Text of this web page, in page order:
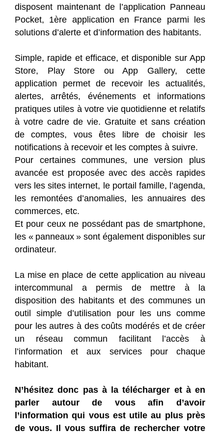
disposent maintenant de l’application Panneau
Pocket, 1ère application en France parmi les
solutions d’alerte et d’information des habitants.
Simple, rapide et efficace, et disponible sur App
Store, Play Store ou App Gallery, cette
application permet de recevoir les actualités,
alertes, arrêtés, événements et informations
pratiques utiles à votre vie quotidienne et relatifs
à votre cadre de vie. Gratuite et sans création
de comptes, vous êtes libre de choisir les
notifications à recevoir et les comptes à suivre.
Pour certaines communes, une version plus
avancée est proposée avec des accès rapides
vers les sites internet, le portail famille, l’agenda,
les remontées d’anomalies, les annuaires des
commerces, etc.
Et pour ceux ne possédant pas de smartphone,
les « panneaux » sont également disponibles sur
ordinateur.
La mise en place de cette application au niveau
intercommunal a permis de mettre à la
disposition des habitants et des communes un
outil simple d’utilisation pour les uns comme
pour les autres à des coûts modérés et de créer
un réseau commun facilitant l’accès à
l’information et aux services pour chaque
habitant.
N’hésitez donc pas à la télécharger et à en
parler autour de vous afin d’avoir
l’information qui vous est utile au plus près
de vous. Il vous suffira de rechercher votre